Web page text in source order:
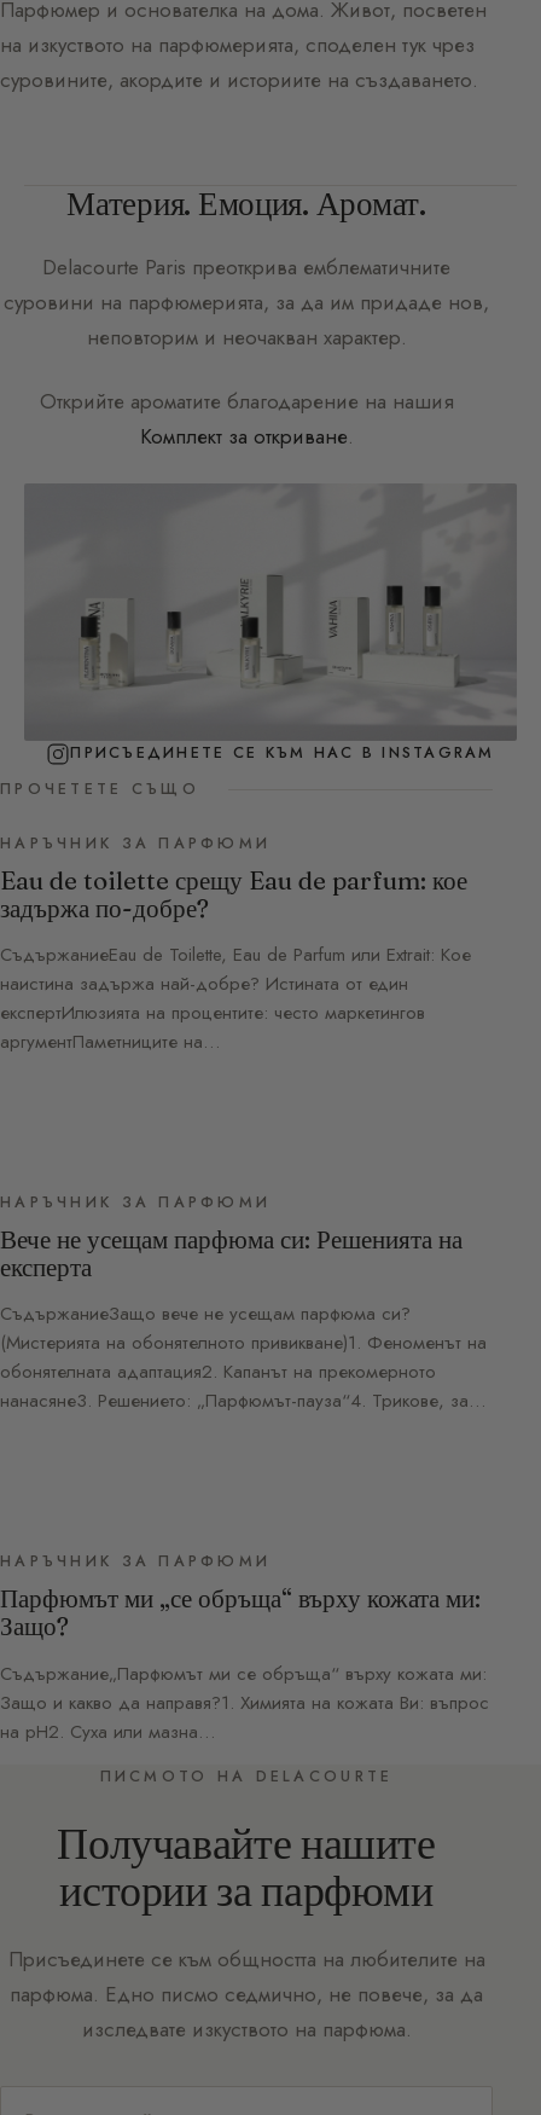
Парфюмер и основателка на дома. Живот, посветен
на изкуството на парфюмерията, споделен тук чрез
суровините, акордите и историите на създаването.
Материя. Емоция. Аромат.
Delacourte Paris преоткрива емблематичните
суровини на парфюмерията, за да им придаде нов,
неповторим и неочакван характер.
Открийте ароматите благодарение на нашия
Комплект за откриване.
ПРИСЪЕДИНЕТЕ СЕ КЪМ НАС В INSTAGRAM
ПРОЧЕТЕТЕ СЪЩО
НАРЪЧНИК ЗА ПАРФЮМИ
Eau de toilette срещу Eau de parfum: кое
задържа по-добре?
СъдържаниеEau de Toilette, Eau de Parfum или Extrait: Кое
наистина задържа най-добре? Истината от един
експертИлюзията на процентите: често маркетингов
аргументПаметниците на…
НАРЪЧНИК ЗА ПАРФЮМИ
Вече не усещам парфюма си: Решенията на
експерта
СъдържаниеЗащо вече не усещам парфюма си?
(Мистерията на обонятелното привикване)1. Феноменът на
обонятелната адаптация2. Капанът на прекомерното
нанасяне3. Решението: „Парфюмът-пауза“4. Трикове, за…
НАРЪЧНИК ЗА ПАРФЮМИ
Парфюмът ми „се обръща“ върху кожата ми:
Защо?
Съдържание„Парфюмът ми се обръща“ върху кожата ми:
Защо и какво да направя?1. Химията на кожата Ви: въпрос
на pH2. Суха или мазна…
ПИСМОТО НА DELACOURTE
Получавайте нашите
истории за парфюми
Присъединете се към общността на любителите на
парфюма. Едно писмо седмично, не повече, за да
изследвате изкуството на парфюма.